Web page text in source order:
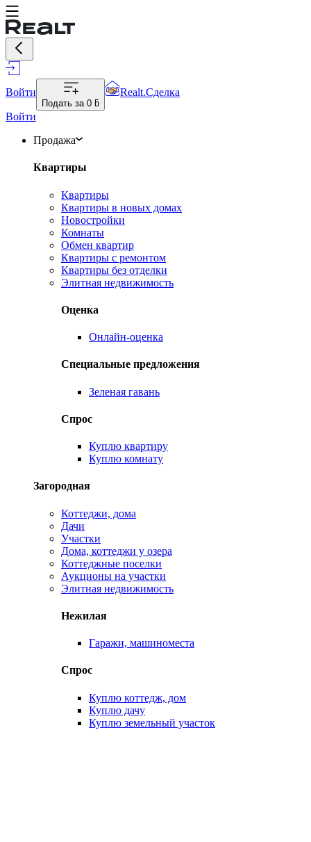
Войти
Подать за 0 ƃ
Realt.Сделка
Войти
Продажа
Квартиры
Квартиры
Квартиры в новых домах
Новостройки
Комнаты
Обмен квартир
Квартиры с ремонтом
Квартиры без отделки
Элитная недвижимость
Оценка
Онлайн-оценка
Специальные предложения
Зеленая гавань
Спрос
Куплю квартиру
Куплю комнату
Загородная
Коттеджи, дома
Дачи
Участки
Дома, коттеджи у озера
Коттеджные поселки
Аукционы на участки
Элитная недвижимость
Нежилая
Гаражи, машиноместа
Спрос
Куплю коттедж, дом
Куплю дачу
Куплю земельный участок